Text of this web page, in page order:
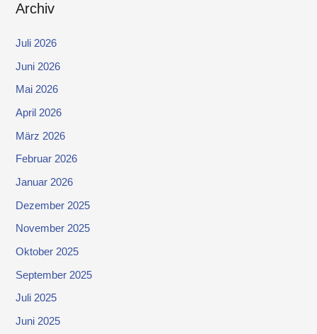
Archiv
Juli 2026
Juni 2026
Mai 2026
April 2026
März 2026
Februar 2026
Januar 2026
Dezember 2025
November 2025
Oktober 2025
September 2025
Juli 2025
Juni 2025